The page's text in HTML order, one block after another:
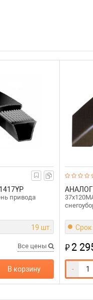
привода
19 шт.
Все цены
В корзину
АНАЛОГ
Срок
₽2
-